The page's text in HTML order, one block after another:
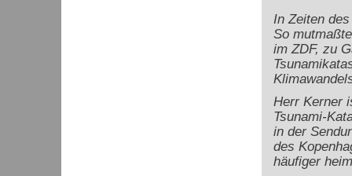
In Zeiten
So
im ZDF, zu
Herr Kerner
Tsunami-
in der
des
häufiger